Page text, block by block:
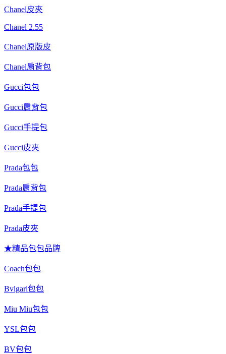
Chanel皮夾
Chanel 2.55
Chanel原版皮
Chanel肩背包
Gucci包包
Gucci肩背包
Gucci手提包
Gucci皮夾
Prada包包
Prada肩背包
Prada手提包
Prada皮夾
★精品包包品牌
Coach包包
Bvlgari包包
Miu Miu包包
YSL包包
BV包包